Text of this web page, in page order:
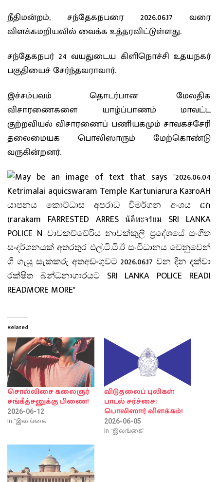
நீதிமன்றம், சந்தேகநபரை 2026.06.17 வரை
விளக்கமறியலில் வைக்க உத்தரவிட்டுள்ளது.
சந்தேகநபர் 24 வயதுடைய கிளிநொச்சி உதயநகர்
பகுதியைச் சேர்ந்தவராவார்.
இச்சம்பவம் தொடர்பான மேலதிக
விசாரணைகளை யாழ்ப்பாணம் மாவட்ட
குற்றவியல் விசாரணைப் பணியகமும் சாவகச்சேரி
தலைமையக பொலிஸாரும் மேற்கொண்டு
வருகின்றனர்.
Related
சொல்லிசை கலைஞர்
சங்கீத்சனுக்கு பிணை!
2026-06-12
In "இலங்கை"
விடுதலைப் புலிகள்
பாடல் சர்ச்சை;
பொலிஸார் விளக்கம்!
2026-06-05
In "இலங்கை"